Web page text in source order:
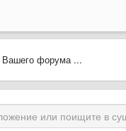
Вашего форума ...